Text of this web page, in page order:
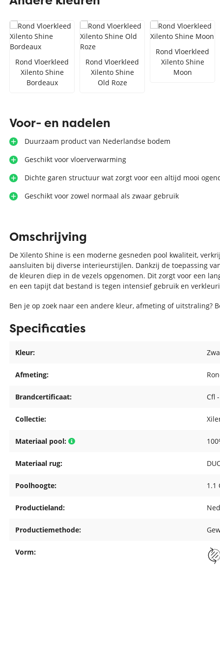
Vloerkleed zwart wit
Toon alles Soorten
Toon alles Afmetingen
Toon alles Merken
Rond Vloerkleed
Xilento Shine
Bordeaux
Rond Vloerkleed
Xilento Shine
Old Roze
Rond Vloerkleed
Xilento Shine
Moon
Voor- en nadelen
Duurzaam product van Nederlandse bodem
Geschikt voor vloerverwarming
Dichte garen structuur wat zorgt voor een altijd mooi
Geschikt voor zowel normaal als zwaar gebruik
Omschrijving
De Xilento Shine is een moderne gesneden pool kwaliteit,
aansluiten bij diverse interieurstijlen. Dankzij de toepassing
de kleuren diep in de vezels opgenomen. Dit zorgt voor een
en een tapijt dat bestand is tegen intensief gebruik en
Ben je op zoek naar een andere kleur, afmeting of uitstraling?
Specificaties
Kleur:
Afmeting:
Brandcertificaat: Cfl
Collectie:
Materiaal pool:
Materiaal rug:
Poolhoogte: 1.1
Productieland:
Productiemethode:
Vorm: